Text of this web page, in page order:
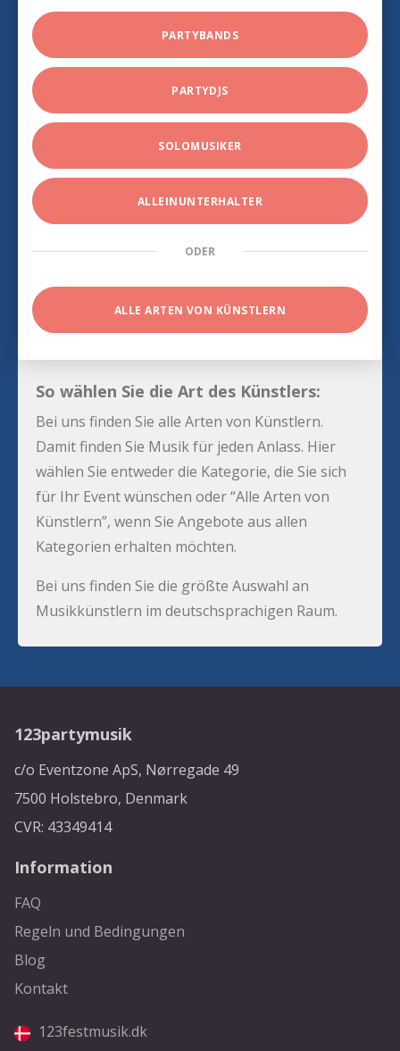
PARTYBANDS
PARTYDJS
SOLOMUSIKER
ALLEINUNTERHALTER
ODER
ALLE ARTEN VON KÜNSTLERN
So wählen Sie die Art des Künstlers:
Bei uns finden Sie alle Arten von Künstlern.
Damit finden Sie Musik für jeden Anlass. Hier
wählen Sie entweder die Kategorie, die Sie sich
für Ihr Event wünschen oder “Alle Arten von
Künstlern”, wenn Sie Angebote aus allen
Kategorien erhalten möchten.
Bei uns finden Sie die größte Auswahl an
Musikkünstlern im deutschsprachigen Raum.
123partymusik
c/o Eventzone ApS, Nørregade 49
7500 Holstebro, Denmark
CVR: 43349414
Information
FAQ
Regeln und Bedingungen
Blog
Kontakt
123festmusik.dk